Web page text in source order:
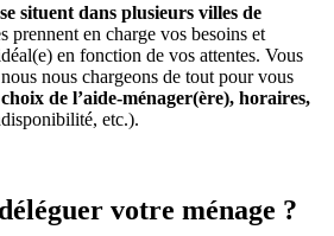
situent dans plusieurs villes de
prennent en charge vos besoins et
en fonction de vos attentes. Vous
nous chargeons de tout pour vous
de l’aide-ménager(ère), horaires,
etc.).
votre ménage ?